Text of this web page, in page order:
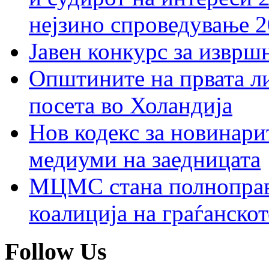
нејзино спроведување
Јавен конкурс за
Општините на првата
посета во Холандија
Нов кодекс за
медиуми на заедницата
МЦМС стана
коалиција на
Follow Us